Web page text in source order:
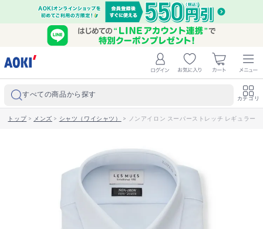
すべての商品から探す カテゴリ
トップ> メンズ > シャツ（ワイシャツ） > ノンアイロン スーパーストレッチ レギュラー